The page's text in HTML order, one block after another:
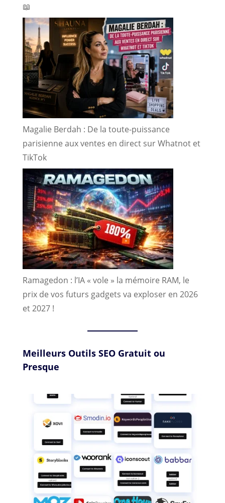
📖
Magalie Berdah : De la toute-puissance
parisienne aux ventes en direct sur Whatnot et
TikTok
Ramagedon : l’IA « vole » la mémoire RAM, le
prix de vos futurs gadgets va exploser en 2026
et 2027 !
Meilleurs Outils SEO Gratuit ou
Presque